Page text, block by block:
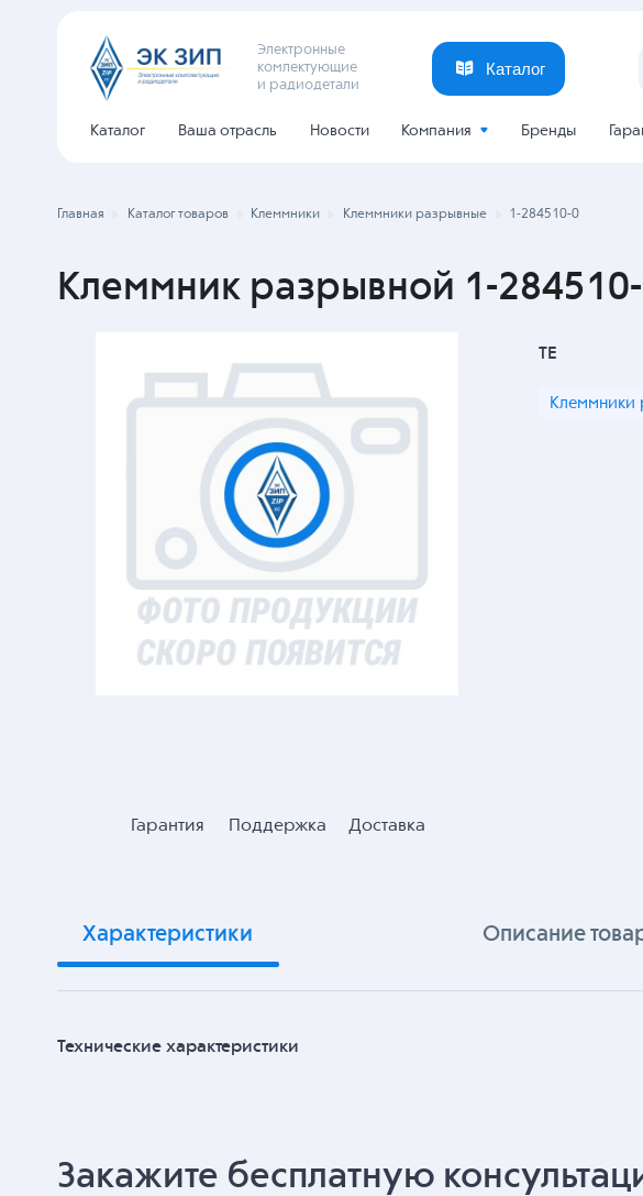
Электронные
комлектующие
и радиодетали
Каталог
Каталог Ваша отрасль Новости Компания Бренды
Главная Каталог товаров Клеммники Клеммники разрывные 1-284510-0
Клеммник разрывной 1-284510-
Гарантия Поддержка Доставка
TE
Клеммники
Характеристики Описание
Технические характеристики
Закажите бесплатную